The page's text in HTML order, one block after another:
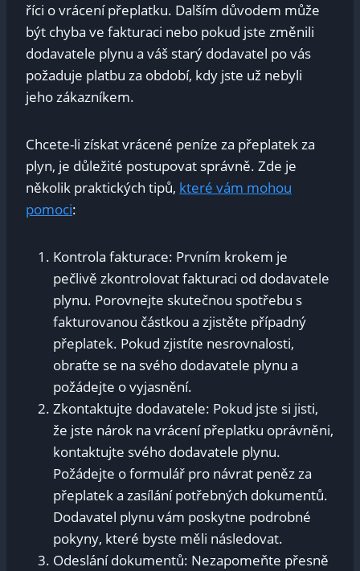
říci o vrácení přeplatku. Dalším​ důvodem může
být ⁤chyba ⁤ve fakturaci nebo pokud jste ​změnili
dodavatele plynu a váš‍ starý dodavatel po vás
‍požaduje ⁣platbu‌ za období,‌ kdy jste ​už nebyli
jeho⁤ zákazníkem.
Chcete-li‌ získat ​vrácené‌ peníze ⁣za přeplatek za⁣
plyn, je důležité postupovat správně. Zde je
několik praktických​ tipů, které vám mohou​
pomoci: ​
Kontrola fakturace: ‌Prvním krokem⁤ je ​
pečlivě zkontrolovat⁣ fakturaci od dodavatele⁣
plynu. Porovnejte skutečnou spotřebu s
fakturovanou částkou a​ zjistěte případný
přeplatek.‍ Pokud⁢ zjistíte nesrovnalosti,
⁣obraťte ⁣se na svého dodavatele plynu‍ a
požádejte o⁣ vyjasnění.
Zkontaktujte dodavatele: Pokud jste si jisti,
že jste nárok na vrácení přeplatku oprávněni,⁣
kontaktujte⁣ svého ⁤dodavatele plynu.
‍Požádejte o formulář pro⁣ návrat peněz za⁢
přeplatek a zasílání⁤ potřebných dokumentů.
Dodavatel ‍plynu vám​ poskytne‌ podrobné
pokyny, které byste ​měli následovat.
Odeslání dokumentů: Nezapomeňte⁣ přesně